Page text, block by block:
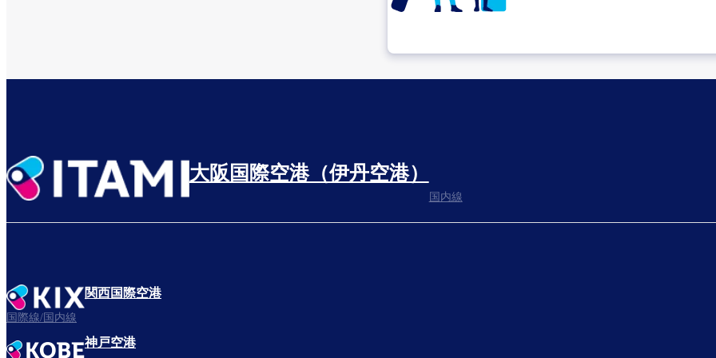
出発までゆっくり過ごす
大阪国際空港（伊丹空港）
国内線
関西国際空港
国際線/国内線
神戸空港